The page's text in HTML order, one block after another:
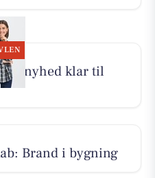
nyhed klar til
Brand i bygning